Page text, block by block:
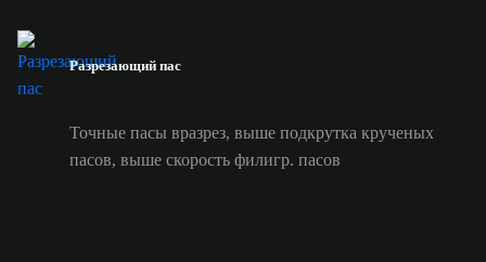
Разрезающий пас
Точные пасы вразрез, выше подкрутка крученых
пасов, выше скорость филигр. пасов